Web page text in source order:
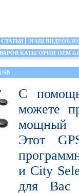
СТАТЬИ
НАШ
КАТЕГОРИИ OEM
С
можете
мощный
Этот
и City
для Вас